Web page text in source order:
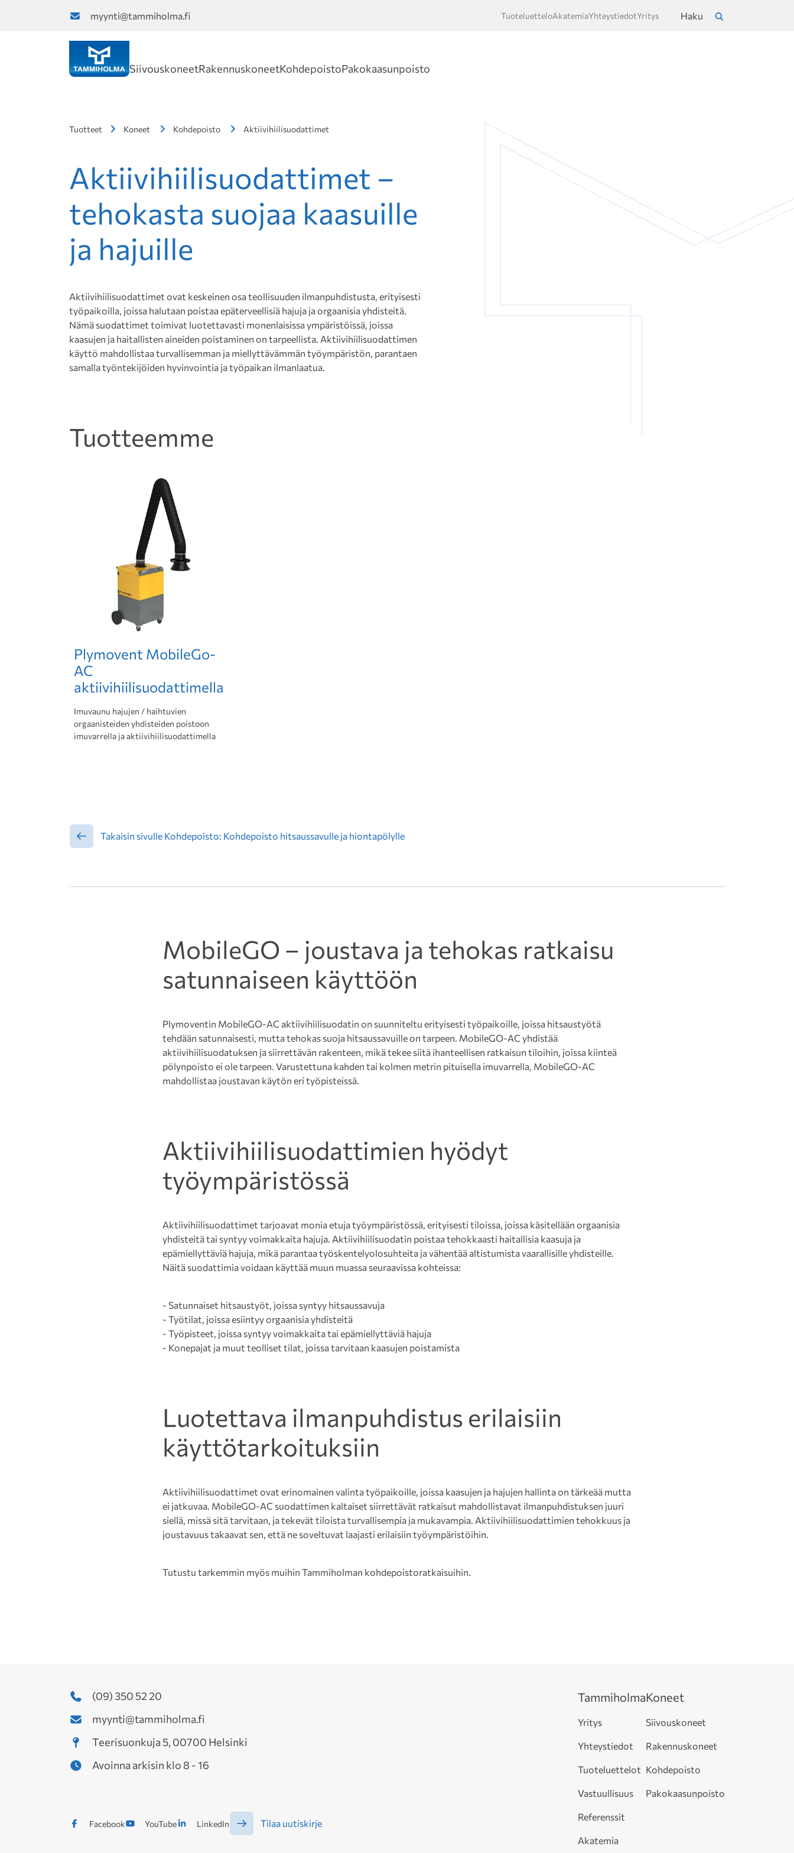
myynti@tammiholma.fi TuoteluetteloAkatemiaYhteystiedotYritys
Haku
SiivouskoneetRakennuskoneetKohdepoistoPakokaasunpoisto
Tuotteet Koneet Kohdepoisto Aktiivihiilisuodattimet
Aktiivihiilisuodattimet –
tehokasta suojaa kaasuille
ja hajuille
Aktiivihiilisuodattimet ovat keskeinen osa teollisuuden ilmanpuhdistusta, erityisesti
työpaikoilla, joissa halutaan poistaa epäterveellisiä hajuja ja orgaanisia yhdisteitä.
Nämä suodattimet toimivat luotettavasti monenlaisissa ympäristöissä, joissa
kaasujen ja haitallisten aineiden poistaminen on tarpeellista. Aktiivihiilisuodattimen
käyttö mahdollistaa turvallisemman ja miellyttävämmän työympäristön, parantaen
samalla työntekijöiden hyvinvointia ja työpaikan ilmanlaatua.
Tuotteemme
Plymovent MobileGo-
AC
aktiivihiilisuodattimella
Imuvaunu hajujen / haihtuvien
orgaanisteiden yhdisteiden poistoon
imuvarrella ja aktiivihiilisuodattimella
Takaisin sivulle Kohdepoisto: Kohdepoisto hitsaussavulle ja hiontapölylle
MobileGO – joustava ja tehokas ratkaisu
satunnaiseen käyttöön
Plymoventin MobileGO-AC aktiivihiilisuodatin on suunniteltu erityisesti työpaikoille, joissa hitsaustyötä
tehdään satunnaisesti, mutta tehokas suoja hitsaussavuille on tarpeen. MobileGO-AC yhdistää
aktiivihiilisuodatuksen ja siirrettävän rakenteen, mikä tekee siitä ihanteellisen ratkaisun tiloihin, joissa kiinteä
pölynpoisto ei ole tarpeen. Varustettuna kahden tai kolmen metrin pituisella imuvarrella, MobileGO-AC
mahdollistaa joustavan käytön eri työpisteissä.
Aktiivihiilisuodattimien hyödyt
työympäristössä
Aktiivihiilisuodattimet tarjoavat monia etuja työympäristössä, erityisesti tiloissa, joissa käsitellään orgaanisia
yhdisteitä tai syntyy voimakkaita hajuja. Aktiivihiilisuodatin poistaa tehokkaasti haitallisia kaasuja ja
epämiellyttäviä hajuja, mikä parantaa työskentelyolosuhteita ja vähentää altistumista vaarallisille yhdisteille.
Näitä suodattimia voidaan käyttää muun muassa seuraavissa kohteissa:
- Satunnaiset hitsaustyöt, joissa syntyy hitsaussavuja
- Työtilat, joissa esiintyy orgaanisia yhdisteitä
- Työpisteet, joissa syntyy voimakkaita tai epämiellyttäviä hajuja
- Konepajat ja muut teolliset tilat, joissa tarvitaan kaasujen poistamista
Luotettava ilmanpuhdistus erilaisiin
käyttötarkoituksiin
Aktiivihiilisuodattimet ovat erinomainen valinta työpaikoille, joissa kaasujen ja hajujen hallinta on tärkeää mutta
ei jatkuvaa. MobileGO-AC suodattimen kaltaiset siirrettävät ratkaisut mahdollistavat ilmanpuhdistuksen juuri
siellä, missä sitä tarvitaan, ja tekevät tiloista turvallisempia ja mukavampia. Aktiivihiilisuodattimien tehokkuus ja
joustavuus takaavat sen, että ne soveltuvat laajasti erilaisiin työympäristöihin.
Tutustu tarkemmin myös muihin Tammiholman kohdepoistoratkaisuihin.
(09) 350 52 20
myynti@tammiholma.fi
Teerisuonkuja 5, 00700 Helsinki
Avoinna arkisin klo 8 - 16
Facebook YouTube LinkedIn Tilaa uutiskirje
Tammiholma
Yritys
Yhteystiedot
Tuoteluettelot
Vastuullisuus
Referenssit
Akatemia
Koneet
Siivouskoneet
Rakennuskoneet
Kohdepoisto
Pakokaasunpoisto